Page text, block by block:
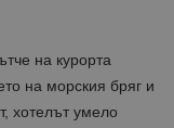
на курорта
на морския бряг и
хотелът умело